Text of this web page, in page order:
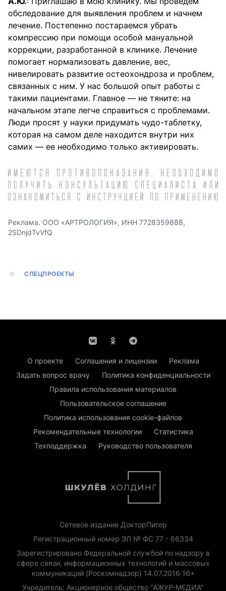
обследование для выявления проблем и начнем
лечение. Постепенно постараемся убрать
компрессию при помощи особой мануальной
коррекции, разработанной в клинике. Лечение
помогает нормализовать давление, вес,
нивелировать развитие остеохондроза и проблем,
связанных с ним. У нас большой опыт работы с
такими пациентами. Главное — не тяните: на
начальном этапе легче справиться с проблемами.
Люди просят у науки придумать чудо-таблетку,
которая на самом деле находится внутри них
самих — ее необходимо только активировать.
Реклама. ООО «АРТРОЛОГИЯ», ИНН 7728359888,
2SDnjdTvVfQ
СПЕЦПРОЕКТЫ
О проекте Соглашения и лицензии
Реклама
Задать вопрос врачу
Политика конфиденциальности
Правила использования материалов
Пользовательское соглашение
Политика использования cookie-файлов
Рекомендательные технологии
Статистика
Техподдержка
Руководство пользователя
Сетевое издание ДокторПитер
Регистрационный номер ЭЛ № ФС 77 - 66334
Зарегистрировано Федеральной службой по надзору в
сфере связи, информационных технологий и массовых
коммуникаций (Роскомнадзор) 14.07.2016 16+
Учредитель: Акционерное общество "АЖУР-МЕДИА"